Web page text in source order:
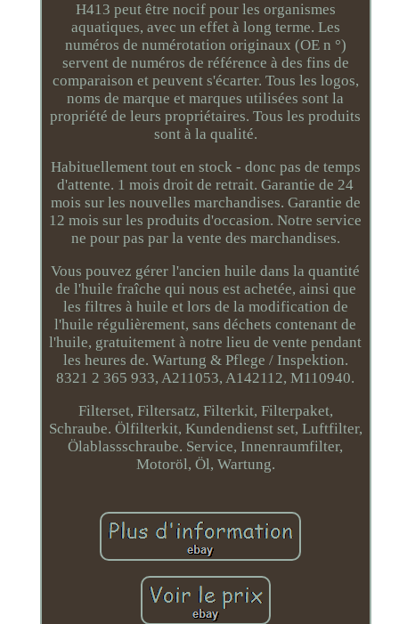
H413 peut être nocif pour les organismes
aquatiques, avec un effet à long terme. Les
numéros de numérotation originaux (OE n °)
servent de numéros de référence à des fins de
comparaison et peuvent s'écarter. Tous les logos,
noms de marque et marques utilisées sont la
propriété de leurs propriétaires. Tous les produits
sont à la qualité.
Habituellement tout en stock - donc pas de temps
d'attente. 1 mois droit de retrait. Garantie de 24
mois sur les nouvelles marchandises. Garantie de
12 mois sur les produits d'occasion. Notre service
ne pour pas par la vente des marchandises.
Vous pouvez gérer l'ancien huile dans la quantité
de l'huile fraîche qui nous est achetée, ainsi que
les filtres à huile et lors de la modification de
l'huile régulièrement, sans déchets contenant de
l'huile, gratuitement à notre lieu de vente pendant
les heures de. Wartung & Pflege / Inspektion.
8321 2 365 933, A211053, A142112, M110940.
Filterset, Filtersatz, Filterkit, Filterpaket,
Schraube. Ölfilterkit, Kundendienst set, Luftfilter,
Ölablassschraube. Service, Innenraumfilter,
Motoröl, Öl, Wartung.